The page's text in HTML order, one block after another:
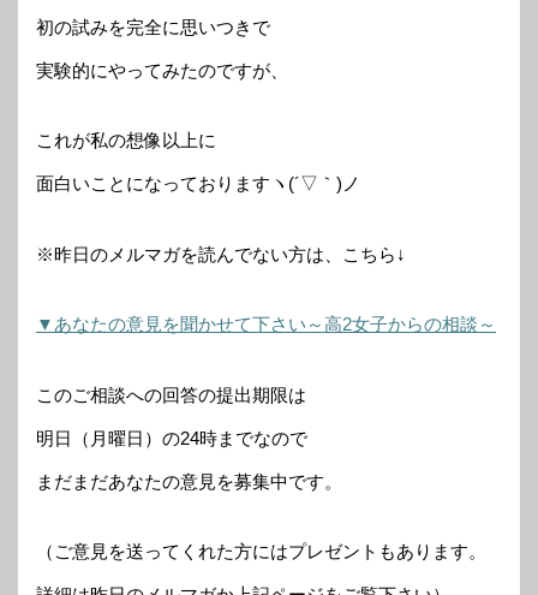
初の試みを完全に思いつきで
実験的にやってみたのですが、
これが私の想像以上に
面白いことになっておりますヽ(´▽｀)ノ
※昨日のメルマガを読んでない方は、こちら↓
▼あなたの意見を聞かせて下さい～高2女子からの相談～
このご相談への回答の提出期限は
明日（月曜日）の24時までなので
まだまだあなたの意見を募集中です。
（ご意見を送ってくれた方にはプレゼントもあります。